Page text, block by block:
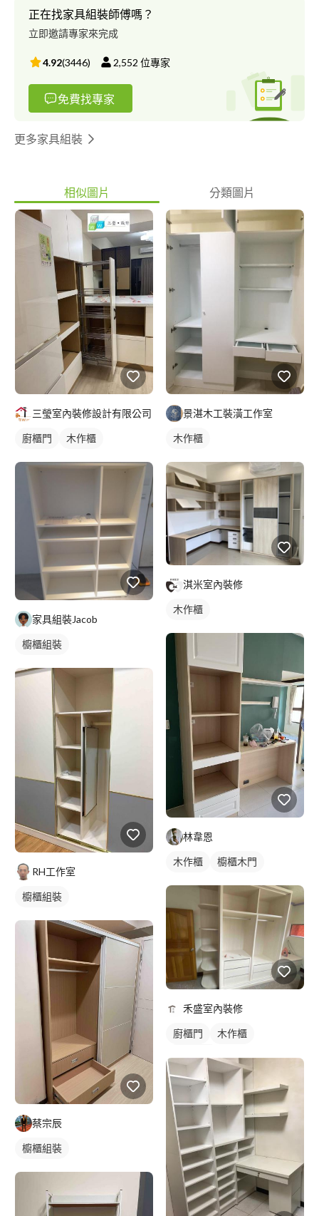
正在找家具組裝師傅嗎？
立即邀請專家來完成
4.92(3446) 2,552 位專家
免費找專家
更多家具組裝
相似圖片 分類圖片
三瑩室內裝修設計有限公司
廚櫃門 木作櫃
家具組裝Jacob
櫥櫃組裝
RH工作室
櫥櫃組裝
蔡宗辰
櫥櫃組裝
景湛木工裝潢工作室
木作櫃
淇米室內裝修
木作櫃
林韋恩
木作櫃 櫥櫃木門
禾盛室內裝修
廚櫃門
木作櫃